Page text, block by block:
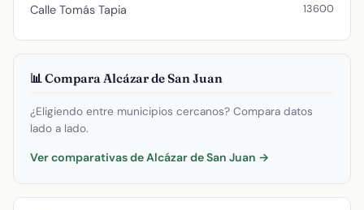
Calle Tomás Tapia 13600
📊 Compara Alcázar de San Juan
¿Eligiendo entre municipios cercanos? Compara datos
lado a lado.
Ver comparativas de Alcázar de San Juan →